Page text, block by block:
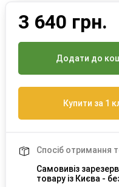
3 640 грн.
Додати до
Купити за 1
Спосіб отримання
Самовивіз
товару із Києва -